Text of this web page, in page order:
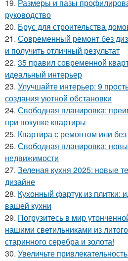
19. Размеры и пазы
руководство
20. Брус для строительства
21. Современный ремонт без
и получить отличный результат
22. 35 правил современной
идеальный интерьер
23. Улучшайте интерьер: 9
создания уютной обстановки
24. Свободная планировка:
при покупке квартиры
25. Квартира с ремонтом или
26. Свободная планировка:
недвижимости
27. Зеленая кухня 2025: новые
дизайне
28. Кухонный фартук из плитки:
вашей кухни
29. Погрузитесь в мир
нашими светильниками из
старинного серебра и золота!
30. Увеличьте